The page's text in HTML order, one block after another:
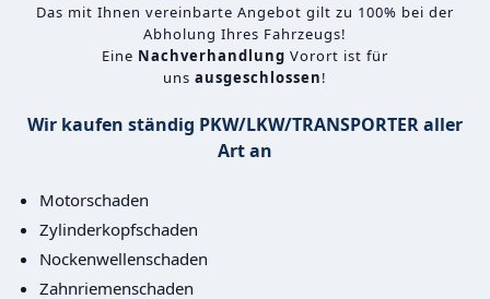
Das mit Ihnen vereinbarte Angebot gilt zu 100% bei der
Abholung Ihres Fahrzeugs!
Eine Nachverhandlung Vorort ist für
uns ausgeschlossen!
Wir kaufen ständig PKW/LKW/TRANSPORTER aller
Art an
Motorschaden
Zylinderkopfschaden
Nockenwellenschaden
Zahnriemenschaden